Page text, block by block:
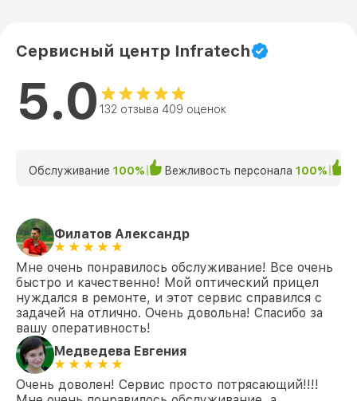
Сервисный центр Infratech
5.0 132 отзыва 409 оценок
Обслуживание 100% Вежливость персонала 100%
Филатов Александр
Мне очень понравилось обслуживание! Все очень
быстро и качественно! Мой оптический прицел
нуждался в ремонте, и этот сервис справился с
задачей на отлично. Очень довольна! Спасибо за
вашу оперативность!
Медведева Евгения
Очень доволен! Сервис просто потрясающий!!!!